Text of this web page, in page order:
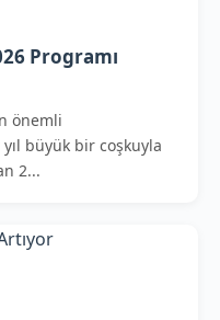
Programı
önemli
büyük bir coşkuyla
2...